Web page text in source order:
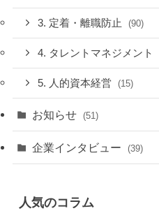
3. 定着・離職防止 (90)
4. タレントマネジメント
5. 人的資本経営 (15)
お知らせ (51)
企業インタビュー (39)
人気のコラム